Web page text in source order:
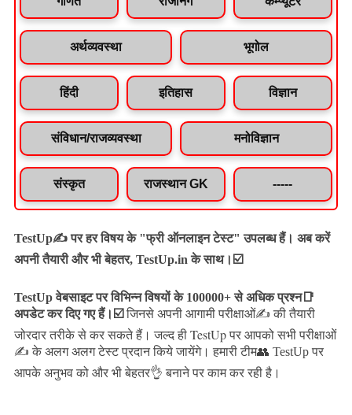
अर्थव्यवस्था भूगोल
हिंदी इतिहास विज्ञान
संविधान/राजव्यवस्था मनोविज्ञान
संस्कृत राजस्थान GK -----
TestUp✍️ पर हर विषय के "फ्री ऑनलाइन टेस्ट" उपलब्ध हैं। अब करें
अपनी तैयारी और भी बेहतर, TestUp.in के साथ।☑️
TestUp वेबसाइट पर विभिन्न विषयों के 100000+ से अधिक प्रश्न📑
अपडेट कर दिए गए हैं। ☑️ जिनसे अपनी आगामी परीक्षाओं✍️ की तैयारी
जोरदार तरीके से कर सकते हैं।जल्द ही TestUp पर आपको सभी परीक्षाओं
✍️ के अलग अलग टेस्ट प्रदान किये जायेंगे। हमारी टीम👥 TestUp पर
आपके अनुभव को और भी बेहतर👌 बनाने पर काम कर रही है।